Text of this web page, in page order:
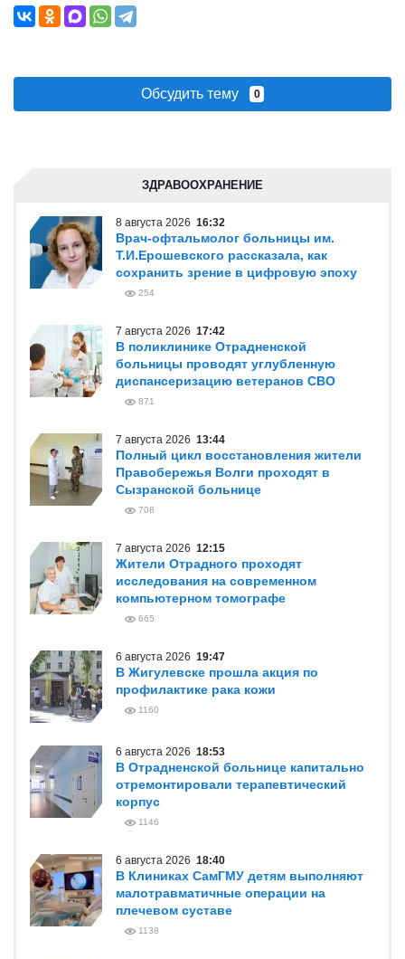
Обсудить тему 0
ЗДРАВООХРАНЕНИЕ
8 августа 2026 16:32
Врач-офтальмолог больницы им.
Т.И.Ерошевского рассказала, как
сохранить зрение в цифровую эпоху
254
7 августа 2026 17:42
В поликлинике Отрадненской
больницы проводят углубленную
диспансеризацию ветеранов СВО
871
7 августа 2026 13:44
Полный цикл восстановления жители
Правобережья Волги проходят в
Сызранской больнице
708
7 августа 2026 12:15
Жители Отрадного проходят
исследования на современном
компьютерном томографе
665
6 августа 2026 19:47
В Жигулевске прошла акция по
профилактике рака кожи
1160
6 августа 2026 18:53
В Отрадненской больнице капитально
отремонтировали терапевтический
корпус
1146
6 августа 2026 18:40
В Клиниках СамГМУ детям выполняют
малотравматичные операции на
плечевом суставе
1138